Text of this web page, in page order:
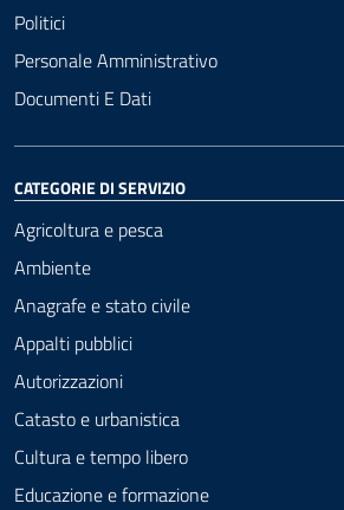
Politici
Personale Amministrativo
Documenti E Dati
CATEGORIE DI SERVIZIO
Agricoltura e pesca
Ambiente
Anagrafe e stato civile
Appalti pubblici
Autorizzazioni
Catasto e urbanistica
Cultura e tempo libero
Educazione e formazione